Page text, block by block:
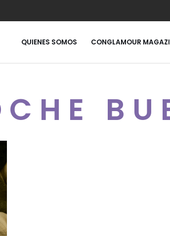
QUIENES SOMOS CONGLAMOUR